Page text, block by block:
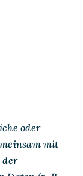
oder
mit
der